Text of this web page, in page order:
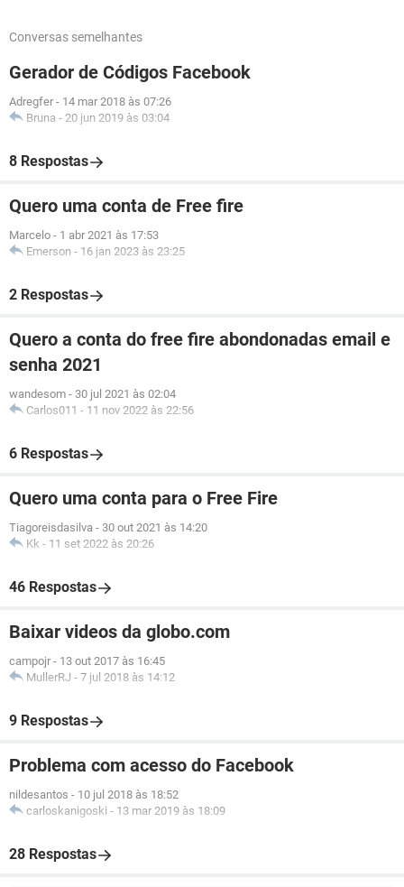
Conversas semelhantes
Gerador de Códigos Facebook
Adregfer - 14 mar 2018 às 07:26
Bruna - 20 jun 2019 às 03:04
8 Respostas
Quero uma conta de Free fire
Marcelo - 1 abr 2021 às 17:53
Emerson - 16 jan 2023 às 23:25
2 Respostas
Quero a conta do free fire abondonadas email e
senha 2021
wandesom - 30 jul 2021 às 02:04
Carlos011 - 11 nov 2022 às 22:56
6 Respostas
Quero uma conta para o Free Fire
Tiagoreisdasilva - 30 out 2021 às 14:20
Kk - 11 set 2022 às 20:26
46 Respostas
Baixar videos da globo.com
campojr - 13 out 2017 às 16:45
MullerRJ - 7 jul 2018 às 14:12
9 Respostas
Problema com acesso do Facebook
nildesantos - 10 jul 2018 às 18:52
carloskanigoski - 13 mar 2019 às 18:09
28 Respostas